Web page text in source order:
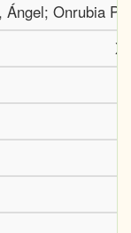
Ángel; Onrubia